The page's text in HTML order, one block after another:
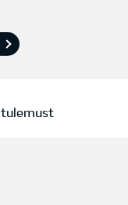
tulemust